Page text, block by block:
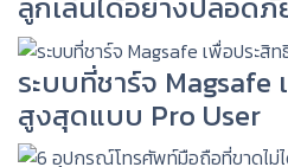
ระบบที่ชาร์จ Magsafe
สูงสุดแบบ Pro User